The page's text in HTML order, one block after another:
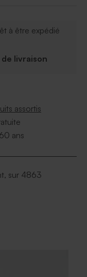
à être expédié
livraison
assortis
ans
sur 4863